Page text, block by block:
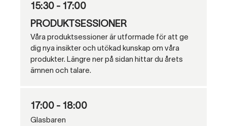
15:30 - 17:00
PRODUKTSESSIONER
Våra produktsessioner är utformade för att ge
dig nya insikter och utökad kunskap om våra
produkter. Längre ner på sidan hittar du årets
ämnen och talare.
17:00 - 18:00
Glasbaren